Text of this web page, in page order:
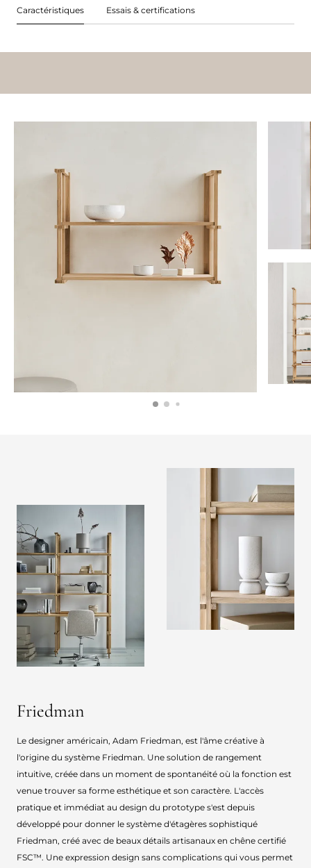
Caractéristiques Essais & certifications
Friedman
Le designer américain, Adam Friedman, est l'âme créative à
l'origine du système Friedman. Une solution de rangement
intuitive, créée dans un moment de spontanéité où la fonction est
venue trouver sa forme esthétique et son caractère. L'accès
pratique et immédiat au design du prototype s'est depuis
développé pour donner le système d'étagères sophistiqué
Friedman, créé avec de beaux détails artisanaux en chêne certifié
FSC™. Une expression design sans complications qui vous permet